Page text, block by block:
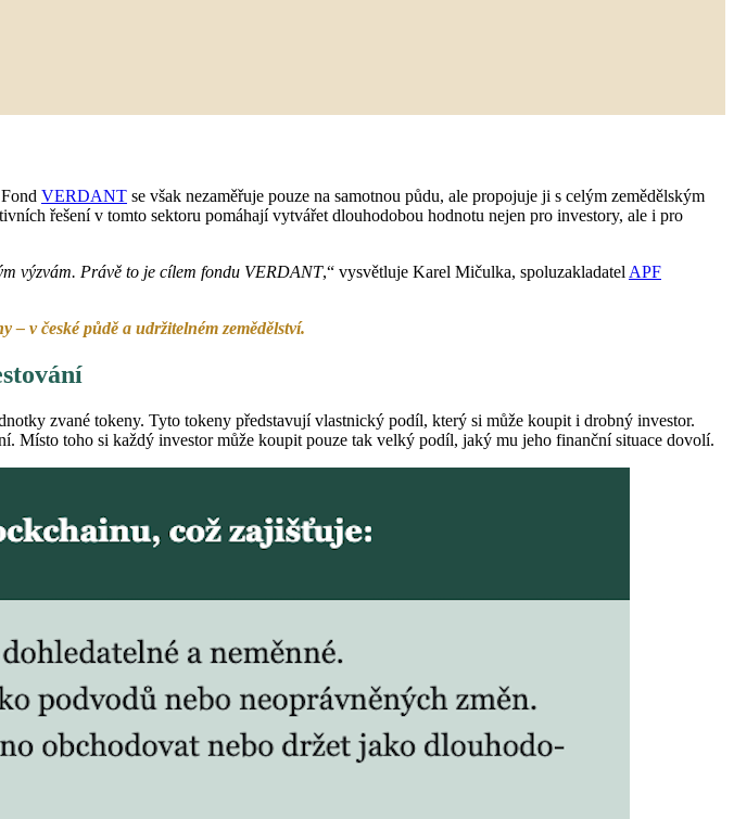
VERDANT se však nezaměřuje pouze na samotnou půdu, ale propojuje ji s celým zemědělským
řešení v tomto sektoru pomáhají vytvářet dlouhodobou hodnotu nejen pro investory, ale i pro
výzvám. Právě to je cílem fondu VERDANT,“ vysvětluje Karel Mičulka, spoluzakladatel APF
– v české půdě a udržitelném zemědělství.
zvané tokeny. Tyto tokeny představují vlastnický podíl, který si může koupit i drobný investor.
Místo toho si každý investor může koupit pouze tak velký podíl, jaký mu jeho finanční situace dovolí.